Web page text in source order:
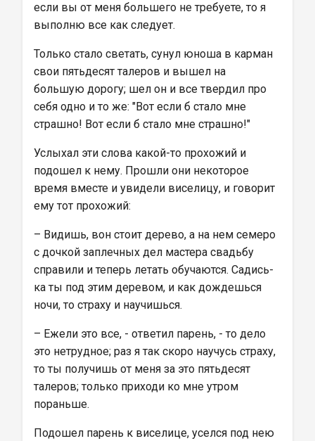
если вы от меня большего не требуете, то я
выполню все как следует.
Только стало светать, сунул юноша в карман
свои пятьдесят талеров и вышел на
большую дорогу; шел он и все твердил про
себя одно и то же: "Вот если б стало мне
страшно! Вот если б стало мне страшно!"
Услыхал эти слова какой-то прохожий и
подошел к нему. Прошли они некоторое
время вместе и увидели виселицу, и говорит
ему тот прохожий:
– Видишь, вон стоит дерево, а на нем семеро
с дочкой заплечных дел мастера свадьбу
справили и теперь летать обучаются. Садись-
ка ты под этим деревом, и как дождешься
ночи, то страху и научишься.
– Ежели это все, - ответил парень, - то дело
это нетрудное; раз я так скоро научусь страху,
то ты получишь от меня за это пятьдесят
талеров; только приходи ко мне утром
пораньше.
Подошел парень к виселице, уселся под нею